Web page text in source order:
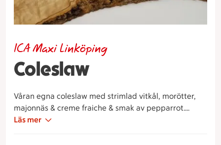
Coleslaw
ICA Maxi Linköping
Våran egna coleslaw med strimlad vitkål, morötter,
majonnäs & creme fraiche & smak av pepparrot.
Perfekt till grillkvällen.
Läs mer